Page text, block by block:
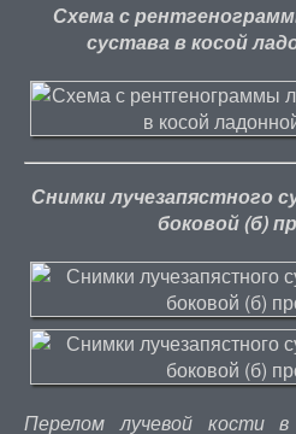
Схема с
сустава в косой
Снимки лучезапястного
боковой (б)
Перелом лучевой кости